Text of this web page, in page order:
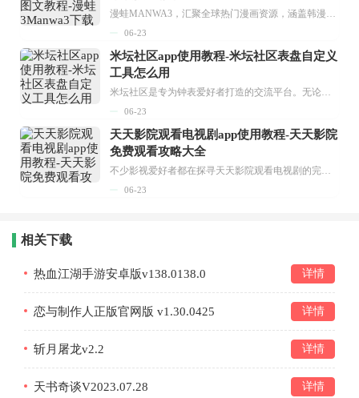
漫蛙MANWA3，汇聚全球热门漫画资源，涵盖韩漫、欧美漫画、国漫等多种类型，题材丰富多样，全方位满足用户阅读喜好。它不仅是阅读平台，更是创作平台，为广大用户打造零门槛创作环境。...
06-23
米坛社区app使用教程-米坛社区表盘自定义
工具怎么用
米坛社区是专为钟表爱好者打造的交流平台。无论你是初涉钟表领域的普通爱好者，还是拥有多年收藏经验的资深玩家，都能在此找到属于自己的天地。 无需注册，就能轻松参与其中。通过专业的讨论论坛与丰富的交互功能，你可与世界各地的钟表爱好者畅快交流。若你钟情于钟表，米坛社区无疑是值得一试的理想之选。在这里，你能获取最新的手表资讯，交流见解，提升鉴赏品味，让每一块手表都成为收藏故事中重要的一部分。感兴趣的朋友，不要错过下载机会。...
06-23
天天影院观看电视剧app使用教程-天天影院
免费观看攻略大全
不少影视爱好者都在探寻天天影院观看电视剧的完整方法，结合最新平台使用规则，本篇新手入门攻略全面讲解观看渠道、检索流程、播放设置以及画面模式调整等实用内容。全文适配手机、电脑等主流设备，步骤简洁易懂，无论是初次使用的新手，还是想要优化观影体验的用户，都能参照内容快速上手，熟练掌握平台各项操作技巧，轻松畅享影视内容。...
06-23
相关下载
热血江湖手游安卓版v138.0138.0 详情
恋与制作人正版官网版 v1.30.0425 详情
斩月屠龙v2.2 详情
天书奇谈V2023.07.28 详情